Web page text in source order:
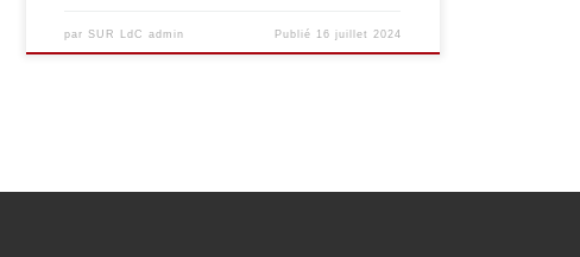
parSUR LdC admin Publié 16 juillet 2024